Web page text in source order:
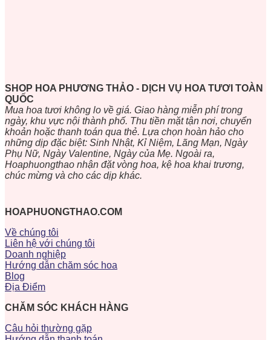
SHOP HOA PHƯƠNG THẢO - DỊCH VỤ HOA TƯƠI TOÀN
QUỐC
Mua hoa tươi không lo về giá. Giao hàng miễn phí trong
ngày, khu vực nội thành phố. Thu tiền mặt tận nơi, chuyển
khoản hoặc thanh toán qua thẻ. Lựa chọn hoàn hảo cho
những dịp đặc biệt: Sinh Nhật, Kỉ Niệm, Lãng Mạn, Ngày
Phụ Nữ, Ngày Valentine, Ngày của Mẹ. Ngoài ra,
Hoaphuongthao nhận đặt vòng hoa, kệ hoa khai trương,
chúc mừng và cho các dịp khác.
HOAPHUONGTHAO.COM
Về chúng tôi
Liên hệ với chúng tôi
Doanh nghiệp
Hướng dẫn chăm sóc hoa
Blog
Địa Điểm
CHĂM SÓC KHÁCH HÀNG
Câu hỏi thường gặp